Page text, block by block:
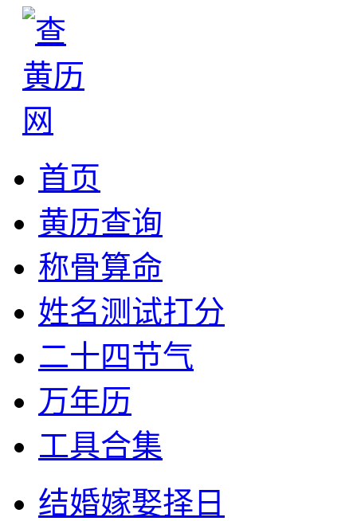
首页
黄历查询
称骨算命
姓名测试打分
二十四节气
万年历
工具合集
结婚嫁娶择日